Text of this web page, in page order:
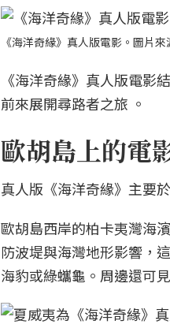
《海洋奇緣》真人版電影。圖片
《海洋奇緣》真人版電影
前來展開尋路者之旅 。
歐胡島上的電
真人版《海洋奇緣》主要
歐胡島西岸的柏卡夷灣海
防波堤與海灣地形影響，
海豹或綠蠵龜。周邊還可